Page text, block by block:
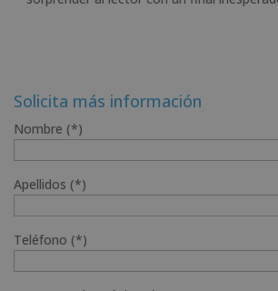
Solicita más información
Nombre (*)
Apellidos (*)
Teléfono (*)